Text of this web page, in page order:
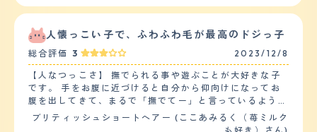
して来ます。ソファに座っている時は膝に乗ってくる事も
おとなしく抱っこさせてくれます。2才の子は少し控えめ
な性格で、適度な距離感を保っていますが、人が見えるの
が落ち着くようでこちらが移動すると見えるところに付い
てきます。 【落ち着き】 7才の子は朝夕のごはんの前
は、ごはんをあげるまで鳴いてついてきたり、無視してい
ると手でこちらにちょっかいをかけてアピールしてきま
す。ごはんの前以外は寝ている事が多いです。夜になると
少し活発になるので寝る前におもちゃで遊びます。それ以
人懐っこい子で、ふわふわ毛が最高のドジっ子
総合評価 3 2023/12/8
【人なつっこさ】 撫でられる事や遊ぶことが大好きな子
です。 手をお腹に近づけると自分から仰向けになってお
腹を出してきて、まるで「撫でてー」と言っているような
気がしています。 猫は途中でいきなり機嫌悪くなって逃
げるとか噛む等と言われますが、私はこの子には噛まれた
ブリティッシュショートヘアー (ここあみるく（苺ミルク